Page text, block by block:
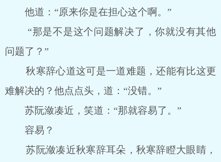
他道：“原来你是在担心这个啊。”
“那是不是这个问题解决了，你就没有其他
问题了？”
秋寒辞心道这可是一道难题，还能有比这更
难解决的？他点点头，道：“没错。”
苏阮潋凑近，笑道：“那就容易了。”
容易？
苏阮潋凑近秋寒辞耳朵，秋寒辞瞪大眼睛，